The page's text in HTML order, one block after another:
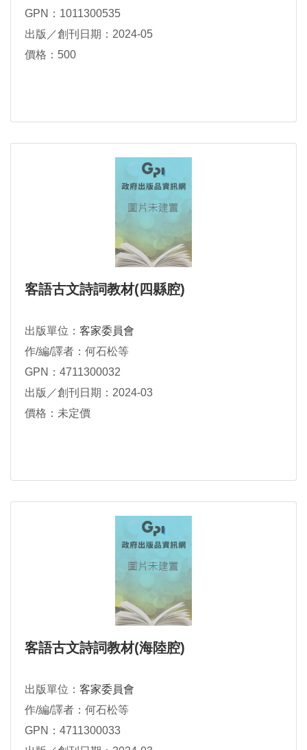
GPN：1011300535
出版／創刊日期：2024-05
價格：500
客語古文詩詞教材(四縣腔)
出版單位： 客家委員會
作/編/譯者：何石松等
GPN：4711300032
出版／創刊日期：2024-03
價格：未定價
客語古文詩詞教材(海陸腔)
出版單位： 客家委員會
作/編/譯者：何石松等
GPN：4711300033